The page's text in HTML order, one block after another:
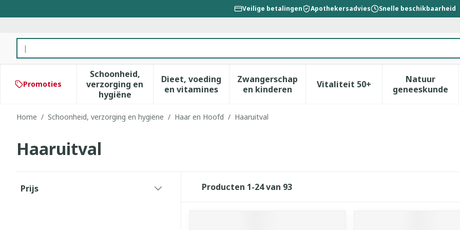
Veilige betalingen Apothekersadvies Snelle beschikbaarheid
Product, merk, categorie...
Promoties
Schoonheid,
verzorging en
hygiëne
Toon submenu voor Schoonheid, verzorging en hygiëne categorie
Dieet, voeding
en vitamines
Toon submenu voor Dieet, voeding en vitamines categorie
Zwangerschap
en kinderenToon submenu voor Zwangerschap en
Vitaliteit 50+Toon submenu voor
Natuur
geneeskunde
Toon
Home / Schoonheid, verzorging en hygiëne / Haar en Hoofd / Haaruitval
Haaruitval
Prijs
Producten 1-24van 93